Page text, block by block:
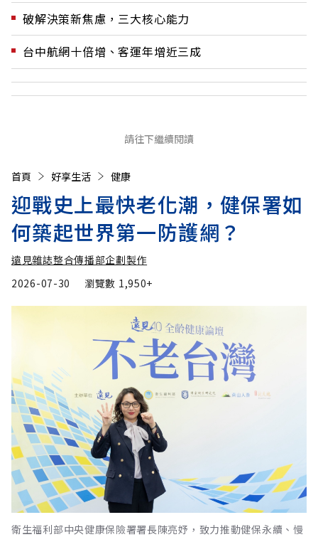
破解決策新焦慮，三大核心能力
台中航網十倍增、客運年增近三成
請往下繼續閱讀
首頁 好享生活 健康
迎戰史上最快老化潮，健保署如
何築起世界第一防護網？
遠見雜誌整合傳播部企劃製作
2026-07-30
瀏覽數 1,950+
衛生福利部中央健康保險署署長陳亮妤，致力推動健保永續、慢